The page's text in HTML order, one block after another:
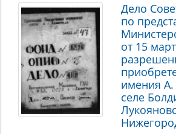
Дело
по
от 15
имения
селе